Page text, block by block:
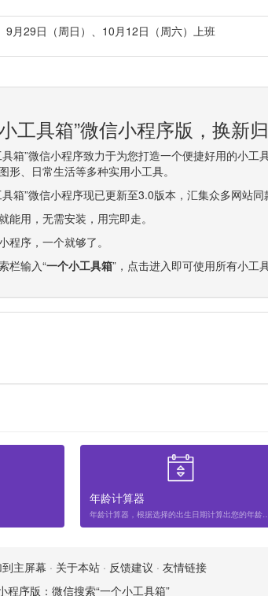
9月29日（周日）、10月12日（周六）上班
工具箱”微信小程序版，换新归
具箱”微信小程序致力于为您打造一个便捷好用的小
形、日常生活等多种实用小工具。
箱”微信小程序现已更新至3.0版本，汇集众多网站同
能用，无需安装，用完即走。
程序，一个就够了。
栏输入“一个小工具箱”，点击进入即可使用所有小工具
年龄计算器
年龄计算器，根据选择的出生日期计
主屏幕 · 关于本站 · 反馈建议 · 友情链接
程序版：微信搜索“一个小工具箱”